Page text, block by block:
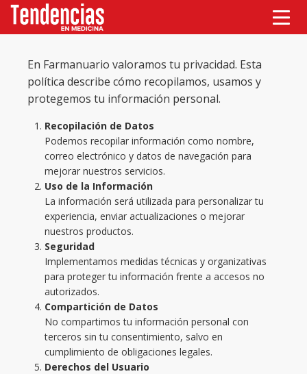
En Farmanuario valoramos tu privacidad. Esta
política describe cómo recopilamos, usamos y
protegemos tu información personal.
Recopilación de Datos
Podemos recopilar información como nombre,
correo electrónico y datos de navegación para
mejorar nuestros servicios.
Uso de la Información
La información será utilizada para personalizar tu
experiencia, enviar actualizaciones o mejorar
nuestros productos.
Seguridad
Implementamos medidas técnicas y organizativas
para proteger tu información frente a accesos no
autorizados.
Compartición de Datos
No compartimos tu información personal con
terceros sin tu consentimiento, salvo en
cumplimiento de obligaciones legales.
Derechos del Usuario